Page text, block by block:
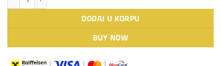
DODAJ U KORPU
BUY NOW